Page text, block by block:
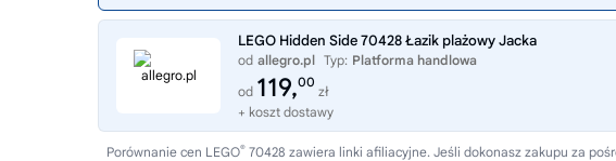
LEGO Hidden Side 70428 Łazik plażowy Jacka
od allegro.pl Typ: Platforma handlowa
od 119,00
zł
+ koszt dostawy
Porównanie cen LEGO® 70428 zawiera linki afiliacyjne. Jeśli dokonasz zakupu za